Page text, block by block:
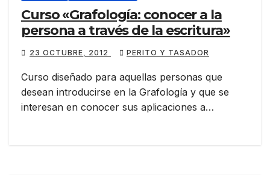
Curso «Grafología: conocer a la
persona a través de la escritura»
23 OCTUBRE, 2012 PERITO Y TASADOR
Curso diseñado para aquellas personas que
desean introducirse en la Grafología y que se
interesan en conocer sus aplicaciones a…